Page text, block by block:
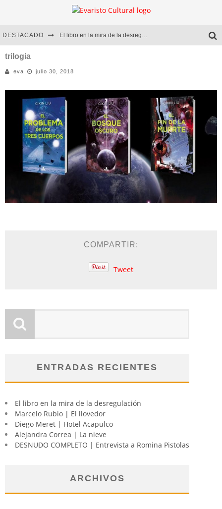
DESTACADO El libro en la mira de la desregulación
Diego Meret | Hotel Acapulco
trilogia
eva julio 30, 2018
COMPARTIR:
Tweet
ENTRADAS RECIENTES
El libro en la mira de la desregulación
Marcelo Rubio | El llovedor
Diego Meret | Hotel Acapulco
Alejandra Correa | La nieve
DESNUDO COMPLETO | Entrevista a Romina Pistolas
ARCHIVOS